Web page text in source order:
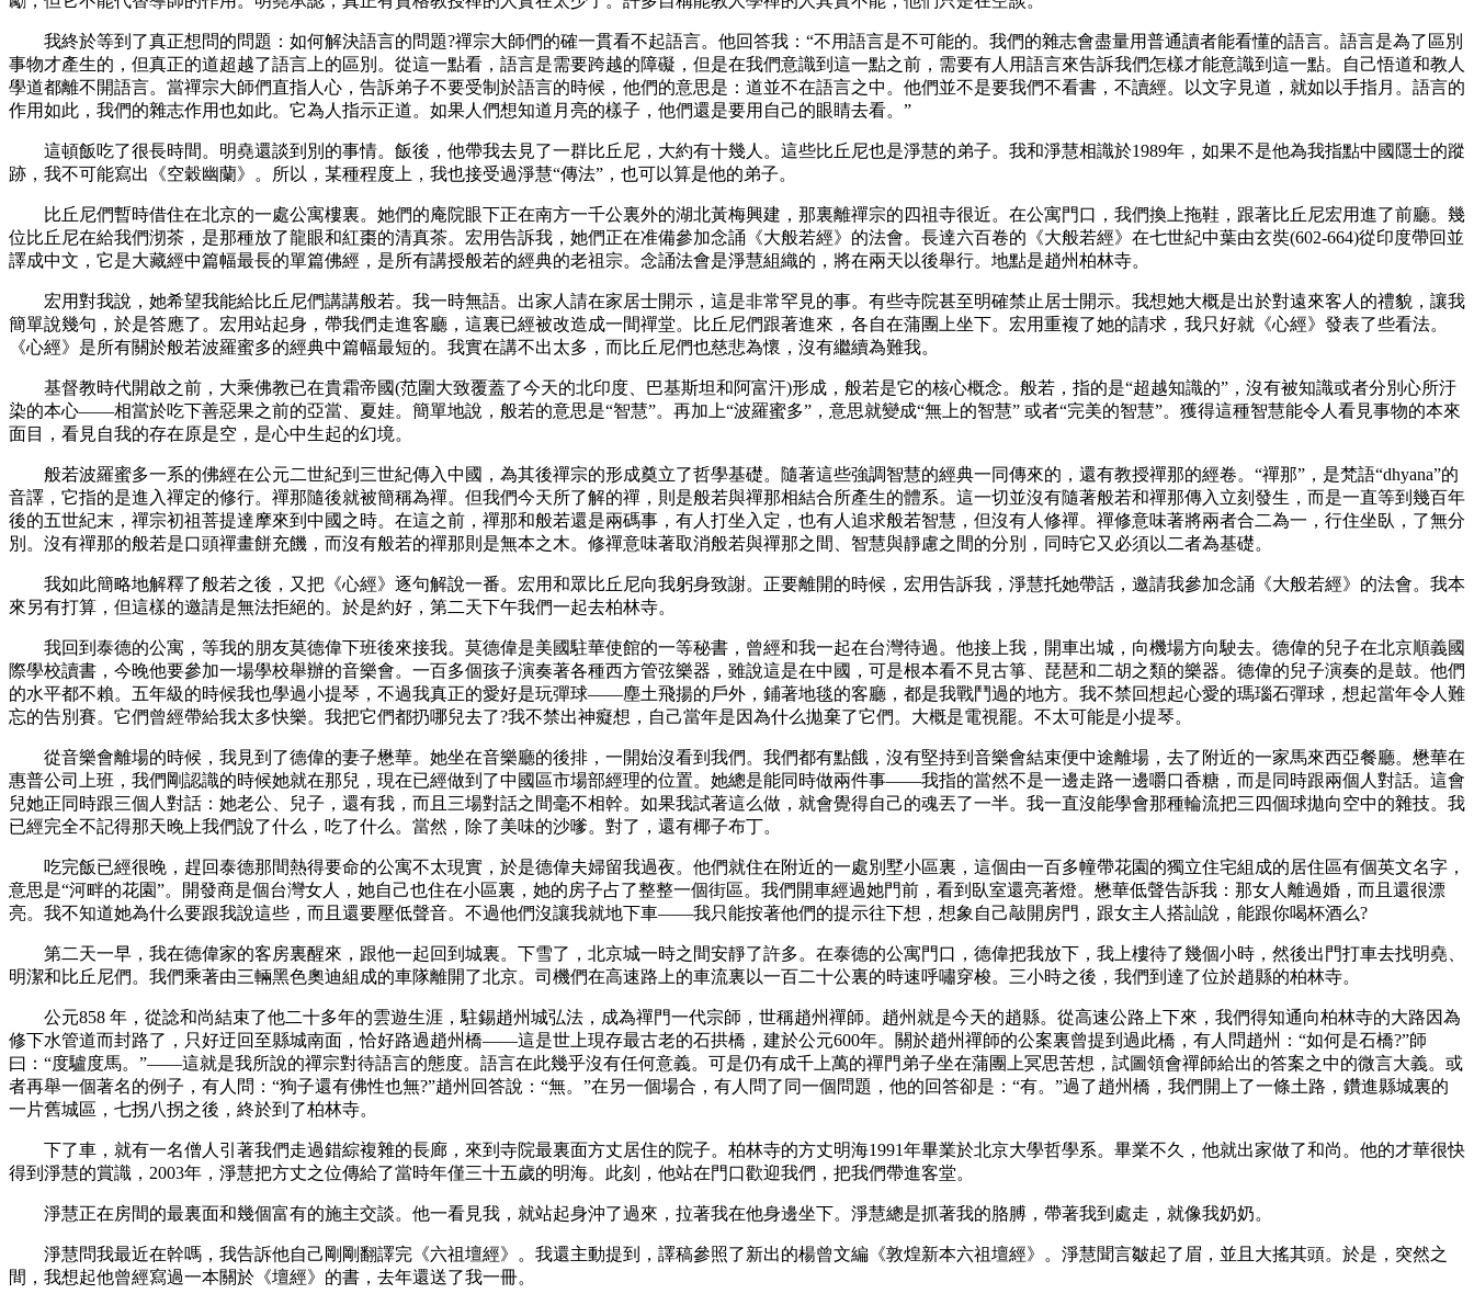
我終於等到了真正想問的問題：如何解決語言的問題?禪宗大師們的確一貫看不起語言。他回答我：“不用語言是不可能的。我們的雜志會盡量用普通讀者能看懂的語言。語言是為了區別
事物才產生的，但真正的道超越了語言上的區別。從這一點看，語言是需要跨越的障礙，但是在我們意識到這一點之前，需要有人用語言來告訴我們怎樣才能意識到這一點。自己悟道和教人
學道都離不開語言。當禪宗大師們直指人心，告訴弟子不要受制於語言的時候，他們的意思是：道並不在語言之中。他們並不是要我們不看書，不讀經。以文字見道，就如以手指月。語言的
作用如此，我們的雜志作用也如此。它為人指示正道。如果人們想知道月亮的樣子，他們還是要用自己的眼睛去看。”
這頓飯吃了很長時間。明堯還談到別的事情。飯後，他帶我去見了一群比丘尼，大約有十幾人。這些比丘尼也是淨慧的弟子。我和淨慧相識於1989年，如果不是他為我指點中國隱士的蹤
跡，我不可能寫出《空穀幽蘭》。所以，某種程度上，我也接受過淨慧“傳法”，也可以算是他的弟子。
比丘尼們暫時借住在北京的一處公寓樓裏。她們的庵院眼下正在南方一千公裏外的湖北黃梅興建，那裏離禪宗的四祖寺很近。在公寓門口，我們換上拖鞋，跟著比丘尼宏用進了前廳。幾
位比丘尼在給我們沏茶，是那種放了龍眼和紅棗的清真茶。宏用告訴我，她們正在准備參加念誦《大般若經》的法會。長達六百卷的《大般若經》在七世紀中葉由玄奘(602-664)從印度帶回並
譯成中文，它是大藏經中篇幅最長的單篇佛經，是所有講授般若的經典的老祖宗。念誦法會是淨慧組織的，將在兩天以後舉行。地點是趙州柏林寺。
宏用對我說，她希望我能給比丘尼們講講般若。我一時無語。出家人請在家居士開示，這是非常罕見的事。有些寺院甚至明確禁止居士開示。我想她大概是出於對遠來客人的禮貌，讓我
簡單說幾句，於是答應了。宏用站起身，帶我們走進客廳，這裏已經被改造成一間禪堂。比丘尼們跟著進來，各自在蒲團上坐下。宏用重複了她的請求，我只好就《心經》發表了些看法。
《心經》是所有關於般若波羅蜜多的經典中篇幅最短的。我實在講不出太多，而比丘尼們也慈悲為懷，沒有繼續為難我。
基督教時代開啟之前，大乘佛教已在貴霜帝國(范圍大致覆蓋了今天的北印度、巴基斯坦和阿富汗)形成，般若是它的核心概念。般若，指的是“超越知識的”，沒有被知識或者分別心所汙
染的本心——相當於吃下善惡果之前的亞當、夏娃。簡單地說，般若的意思是“智慧”。再加上“波羅蜜多”，意思就變成“無上的智慧” 或者“完美的智慧”。獲得這種智慧能令人看見事物的本來
面目，看見自我的存在原是空，是心中生起的幻境。
般若波羅蜜多一系的佛經在公元二世紀到三世紀傳入中國，為其後禪宗的形成奠立了哲學基礎。隨著這些強調智慧的經典一同傳來的，還有教授禪那的經卷。“禪那”，是梵語“dhyana”的
音譯，它指的是進入禪定的修行。禪那隨後就被簡稱為禪。但我們今天所了解的禪，則是般若與禪那相結合所產生的體系。這一切並沒有隨著般若和禪那傳入立刻發生，而是一直等到幾百年
後的五世紀末，禪宗初祖菩提達摩來到中國之時。在這之前，禪那和般若還是兩碼事，有人打坐入定，也有人追求般若智慧，但沒有人修禪。禪修意味著將兩者合二為一，行住坐臥，了無分
別。沒有禪那的般若是口頭禪畫餅充饑，而沒有般若的禪那則是無本之木。修禪意味著取消般若與禪那之間、智慧與靜慮之間的分別，同時它又必須以二者為基礎。
我如此簡略地解釋了般若之後，又把《心經》逐句解說一番。宏用和眾比丘尼向我躬身致謝。正要離開的時候，宏用告訴我，淨慧托她帶話，邀請我參加念誦《大般若經》的法會。我本
來另有打算，但這樣的邀請是無法拒絕的。於是約好，第二天下午我們一起去柏林寺。
我回到泰德的公寓，等我的朋友莫德偉下班後來接我。莫德偉是美國駐華使館的一等秘書，曾經和我一起在台灣待過。他接上我，開車出城，向機場方向駛去。德偉的兒子在北京順義國
際學校讀書，今晚他要參加一場學校舉辦的音樂會。一百多個孩子演奏著各種西方管弦樂器，雖說這是在中國，可是根本看不見古箏、琵琶和二胡之類的樂器。德偉的兒子演奏的是鼓。他們
的水平都不賴。五年級的時候我也學過小提琴，不過我真正的愛好是玩彈球——塵土飛揚的戶外，鋪著地毯的客廳，都是我戰鬥過的地方。我不禁回想起心愛的瑪瑙石彈球，想起當年令人難
忘的告別賽。它們曾經帶給我太多快樂。我把它們都扔哪兒去了?我不禁出神癡想，自己當年是因為什么拋棄了它們。大概是電視罷。不太可能是小提琴。
從音樂會離場的時候，我見到了德偉的妻子懋華。她坐在音樂廳的後排，一開始沒看到我們。我們都有點餓，沒有堅持到音樂會結束便中途離場，去了附近的一家馬來西亞餐廳。懋華在
惠普公司上班，我們剛認識的時候她就在那兒，現在已經做到了中國區市場部經理的位置。她總是能同時做兩件事——我指的當然不是一邊走路一邊嚼口香糖，而是同時跟兩個人對話。這會
兒她正同時跟三個人對話：她老公、兒子，還有我，而且三場對話之間毫不相幹。如果我試著這么做，就會覺得自己的魂丟了一半。我一直沒能學會那種輪流把三四個球拋向空中的雜技。我
已經完全不記得那天晚上我們說了什么，吃了什么。當然，除了美味的沙嗲。對了，還有椰子布丁。
吃完飯已經很晚，趕回泰德那間熱得要命的公寓不太現實，於是德偉夫婦留我過夜。他們就住在附近的一處別墅小區裏，這個由一百多幢帶花園的獨立住宅組成的居住區有個英文名字，
意思是“河畔的花園”。開發商是個台灣女人，她自己也住在小區裏，她的房子占了整整一個街區。我們開車經過她門前，看到臥室還亮著燈。懋華低聲告訴我：那女人離過婚，而且還很漂
亮。我不知道她為什么要跟我說這些，而且還要壓低聲音。不過他們沒讓我就地下車——我只能按著他們的提示往下想，想象自己敲開房門，跟女主人搭訕說，能跟你喝杯酒么?
第二天一早，我在德偉家的客房裏醒來，跟他一起回到城裏。下雪了，北京城一時之間安靜了許多。在泰德的公寓門口，德偉把我放下，我上樓待了幾個小時，然後出門打車去找明堯、
明潔和比丘尼們。我們乘著由三輛黑色奧迪組成的車隊離開了北京。司機們在高速路上的車流裏以一百二十公裏的時速呼嘯穿梭。三小時之後，我們到達了位於趙縣的柏林寺。
公元858 年，從諗和尚結束了他二十多年的雲遊生涯，駐錫趙州城弘法，成為禪門一代宗師，世稱趙州禪師。趙州就是今天的趙縣。從高速公路上下來，我們得知通向柏林寺的大路因為
修下水管道而封路了，只好迂回至縣城南面，恰好路過趙州橋——這是世上現存最古老的石拱橋，建於公元600年。關於趙州禪師的公案裏曾提到過此橋，有人問趙州：“如何是石橋?”師
曰：“度驢度馬。”——這就是我所說的禪宗對待語言的態度。語言在此幾乎沒有任何意義。可是仍有成千上萬的禪門弟子坐在蒲團上冥思苦想，試圖領會禪師給出的答案之中的微言大義。或
者再舉一個著名的例子，有人問：“狗子還有佛性也無?”趙州回答說：“無。”在另一個場合，有人問了同一個問題，他的回答卻是：“有。”過了趙州橋，我們開上了一條土路，鑽進縣城裏的
一片舊城區，七拐八拐之後，終於到了柏林寺。
下了車，就有一名僧人引著我們走過錯綜複雜的長廊，來到寺院最裏面方丈居住的院子。柏林寺的方丈明海1991年畢業於北京大學哲學系。畢業不久，他就出家做了和尚。他的才華很快
得到淨慧的賞識，2003年，淨慧把方丈之位傳給了當時年僅三十五歲的明海。此刻，他站在門口歡迎我們，把我們帶進客堂。
淨慧正在房間的最裏面和幾個富有的施主交談。他一看見我，就站起身沖了過來，拉著我在他身邊坐下。淨慧總是抓著我的胳膊，帶著我到處走，就像我奶奶。
淨慧問我最近在幹嗎，我告訴他自己剛剛翻譯完《六祖壇經》。我還主動提到，譯稿參照了新出的楊曾文編《敦煌新本六祖壇經》。淨慧聞言皺起了眉，並且大搖其頭。於是，突然之
間，我想起他曾經寫過一本關於《壇經》的書，去年還送了我一冊。